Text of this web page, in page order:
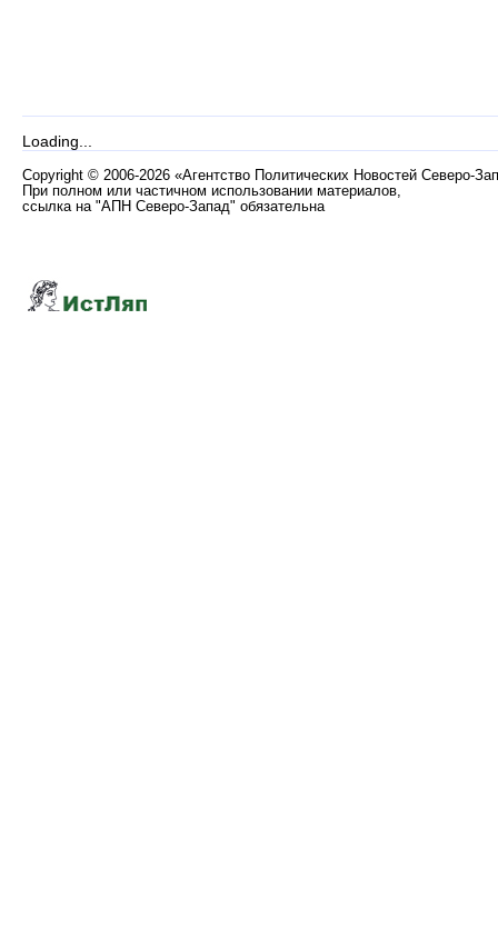
Loading...
Copyright © 2006-2026 «Агентство Политических Новостей Северо-
При полном или частичном использовании материалов,
ссылка на "АПН Северо-Запад" обязательна